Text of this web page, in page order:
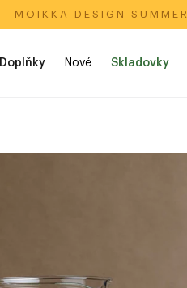
M O I K K A‎ ‎ ‎ D E S I G N‎ ‎ ‎ S U M M E R
Doplňky Nové Skladovky